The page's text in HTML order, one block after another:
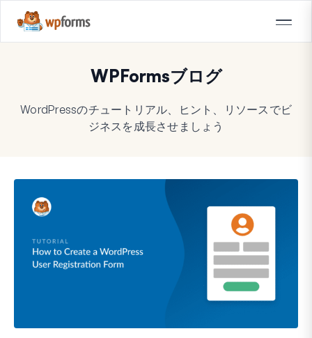
WPFormsブログ
WordPressのチュートリアル、ヒント、リソースでビ
ジネスを成長させましょう